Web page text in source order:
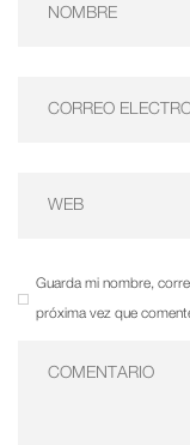
Guarda mi nombre,
próxima vez que